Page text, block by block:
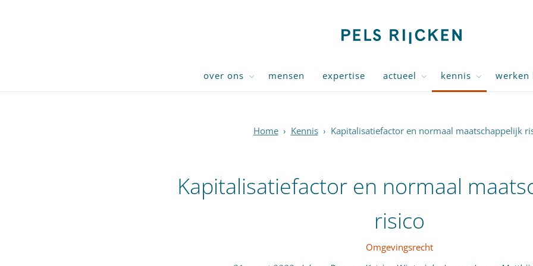
over ons mensen expertise actueel kennis werken
Home › Kennis › Kapitalisatiefactor en normaal maatschappelijk
Kapitalisatiefactor en normaal
risico
Omgevingsrecht